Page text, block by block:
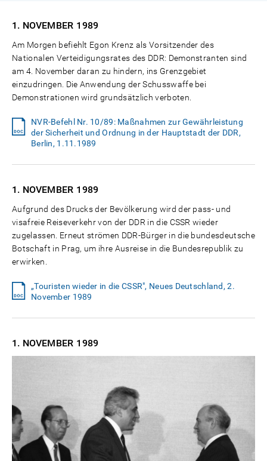
1. NOVEMBER 1989
Am Morgen befiehlt Egon Krenz als Vorsitzender des
Nationalen Verteidigungsrates des DDR: Demonstranten sind
am 4. November daran zu hindern, ins Grenzgebiet
einzudringen. Die Anwendung der Schusswaffe bei
Demonstrationen wird grundsätzlich verboten.
NVR-Befehl Nr. 10/89: Maßnahmen zur Gewährleistung
der Sicherheit und Ordnung in der Hauptstadt der DDR,
Berlin, 1.11.1989
1. NOVEMBER 1989
Aufgrund des Drucks der Bevölkerung wird der pass- und
visafreie Reiseverkehr von der DDR in die CSSR wieder
zugelassen. Erneut strömen DDR-Bürger in die bundesdeutsche
Botschaft in Prag, um ihre Ausreise in die Bundesrepublik zu
erwirken.
„Touristen wieder in die CSSR", Neues Deutschland, 2.
November 1989
1. NOVEMBER 1989